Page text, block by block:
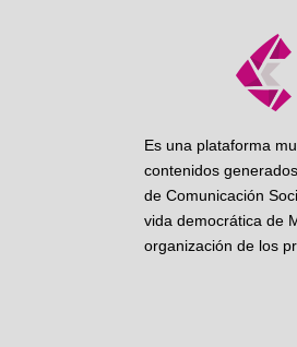
Es una plataforma
contenidos
de Comunicación
vida democrática de
organización de los